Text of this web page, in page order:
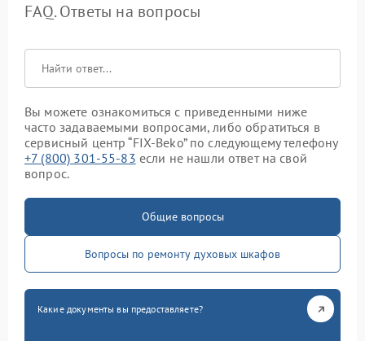
FAQ. Ответы на вопросы
Вы можете ознакомиться с приведенными ниже
часто задаваемыми вопросами, либо обратиться в
сервисный центр “FIX-Beko” по следующему телефону
+7 (800) 301-55-83 если не нашли ответ на свой
вопрос.
Общие вопросы
Вопросы по ремонту духовых шкафов
Какие документы вы предоставляете?